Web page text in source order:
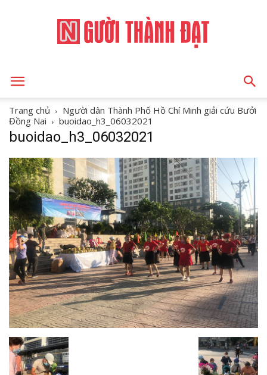
THÀNH
ĐẠT
Trang chủ
Người dân Thành Phố Hồ Chí Minh giải cứu Bưởi
Đồng Nai
buoidao_h3_06032021
buoidao_h3_06032021